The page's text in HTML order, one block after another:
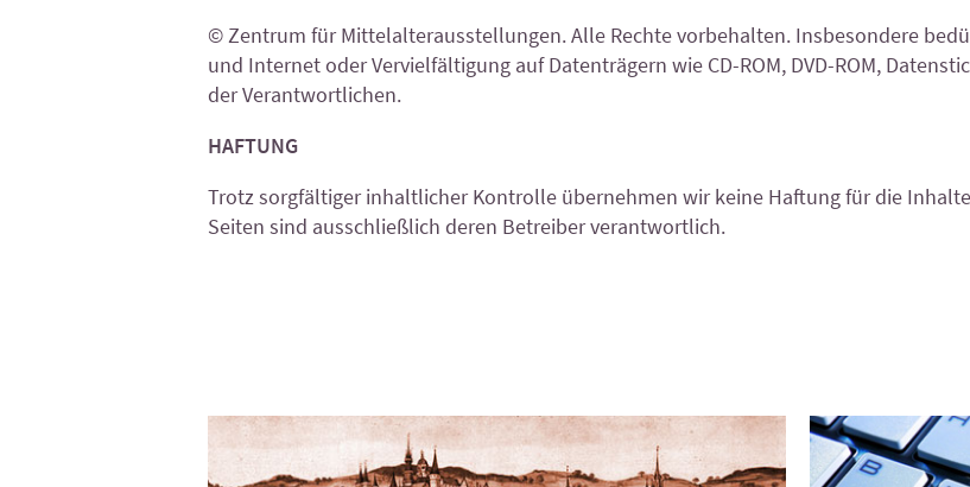
© Zentrum für Mittelalterausstellungen. Alle Rechte vorbehalten. Insbesondere
und Internet oder Vervielfältigung auf Datenträgern wie CD-ROM, DVD-ROM,
der Verantwortlichen.
HAFTUNG
Trotz sorgfältiger inhaltlicher Kontrolle übernehmen wir keine Haftung für die
Seiten sind ausschließlich deren Betreiber verantwortlich.